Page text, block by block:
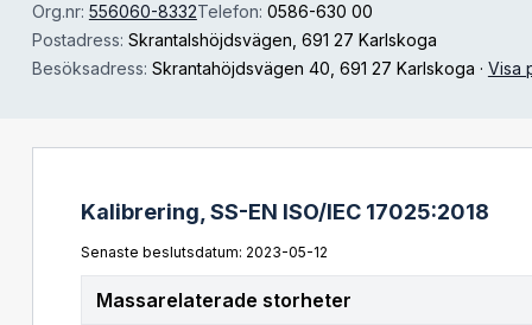
Org.nr: 556060-8332Telefon: 0586-630 00
Postadress: Skrantalshöjdsvägen , 691 27 Karlskoga
Besöksadress: Skrantahöjdsvägen 40 , 691 27 Karlskoga · Visa
Kalibrering, SS-EN ISO/IEC 17025:2018
Senaste beslutsdatum: 2023-05-12
Massarelaterade storheter